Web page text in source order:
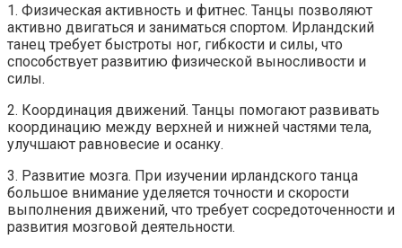
1. Физическая активность и фитнес. Танцы позволяют
активно двигаться и заниматься спортом. Ирландский
танец требует быстроты ног, гибкости и силы, что
способствует развитию физической выносливости и
силы.
2. Координация движений. Танцы помогают развивать
координацию между верхней и нижней частями тела,
улучшают равновесие и осанку.
3. Развитие мозга. При изучении ирландского танца
большое внимание уделяется точности и скорости
выполнения движений, что требует сосредоточенности и
развития мозговой деятельности.